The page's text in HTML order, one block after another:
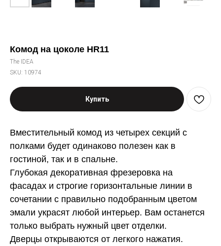
Комод на цоколе HR11
The IDEA
SKU: 10974
Купить
Вместительный комод из четырех секций с
полками будет одинаково полезен как в
гостиной, так и в спальне.
Глубокая декоративная фрезеровка на
фасадах и строгие горизонтальные линии в
сочетании с правильно подобранным цветом
эмали украсят любой интерьер. Вам останется
только выбрать нужный цвет отделки.
Дверцы открываются от легкого нажатия.